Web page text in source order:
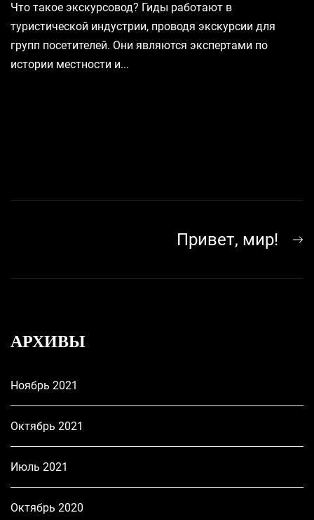
Что такое экскурсовод? Гиды работают в
туристической индустрии, проводя экскурсии для
групп посетителей. Они являются экспертами по
истории местности и...
Привет, мир!
АРХИВЫ
Ноябрь 2021
Октябрь 2021
Июль 2021
Октябрь 2020